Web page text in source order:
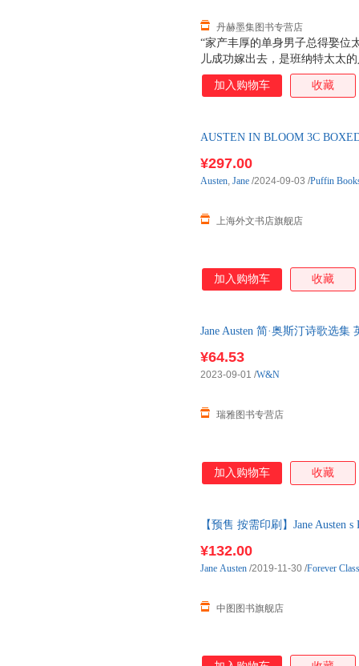
“家产丰厚的单身男子总得娶位
儿成功嫁出去，是班纳特太太
庄园真的搬来了家产丰厚的单
开。在这条通往婚姻的道路上
丹赫墨集图书专营店
加入购物车 收藏
AUSTEN IN BLOOM 3C
¥297.00
上海外文书店旗舰店
Austen, Jane /2024-09-03 /Puffin
加入购物车 收藏
Jane Austen 简·奥斯汀诗歌选
¥64.53
瑞雅图书专营店
2023-09-01 /W&N
加入购物车 收藏
【预售 按需印刷】Jane Austen
¥132.00
中图图书旗舰店
Jane Austen /2019-11-30 /Forever